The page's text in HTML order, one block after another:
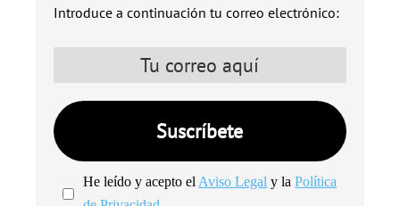
Introduce a continuación tu correo electrónico:
He leído y acepto el Aviso Legal y laPolítica